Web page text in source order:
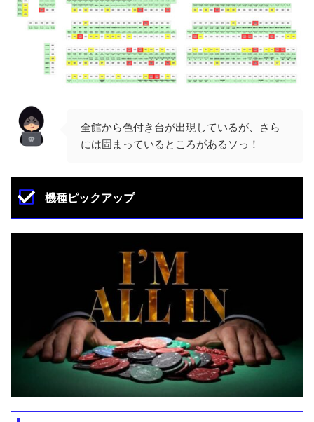
全館から色付き台が出現しているが、さら
には固まっているところがあるソっ！
機種ピックアップ